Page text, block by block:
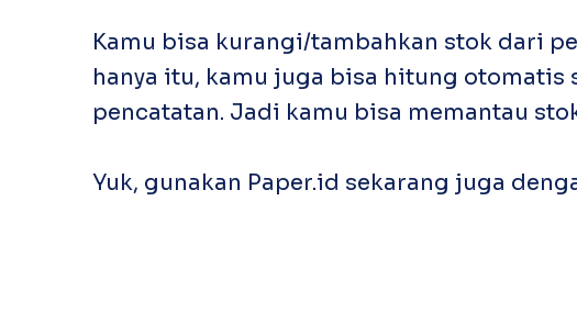
Kamu bisa kurangi/tambahkan stok dari
hanya itu, kamu juga bisa hitung otomatis
pencatatan. Jadi kamu bisa memantau
Yuk, gunakan Paper.id sekarang juga